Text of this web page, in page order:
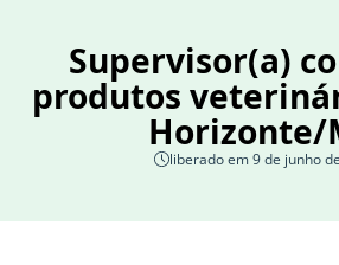
Supervisor(a)
produtos
Horizonte/
liberado em 9 de junho